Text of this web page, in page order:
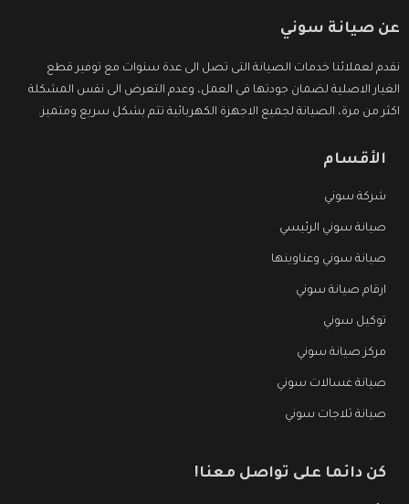
عن صيانة سوني
نقدم لعملائنا خدمات الصيانة التى تصل الى عدة سنوات مع توفير قطع
الغيار الاصلية لضمان جودتها فى العمل، وعدم التعرض الى نفس المشكلة
اكثر من مرة، الصيانة لجميع الاجهزة الكهربائية تتم بشكل سريع ومتميز.
الأقسام
شركة سوني
صيانة سوني الرئيسي
صيانة سوني وعناوينها
ارقام صيانة سوني
توكيل سوني
مركز صيانة سوني
صيانة غسالات سوني
صيانة ثلاجات سوني
كن دائما على تواصل معنا!